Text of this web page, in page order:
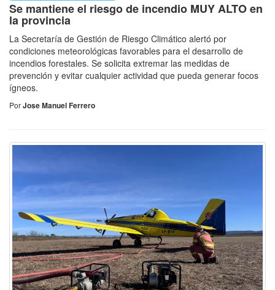
Se mantiene el riesgo de incendio MUY ALTO en
la provincia
La Secretaría de Gestión de Riesgo Climático alertó por
condiciones meteorológicas favorables para el desarrollo de
incendios forestales. Se solicita extremar las medidas de
prevención y evitar cualquier actividad que pueda generar focos
ígneos.
PorJose Manuel Ferrero